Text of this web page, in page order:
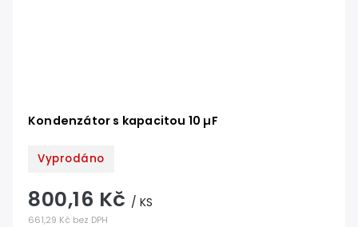
Kondenzátor s kapacitou 10 µF
Vyprodáno
661,29 Kč bez DPH
800,16 Kč / KS